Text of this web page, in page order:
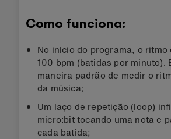
Como funciona:
No início do programa, o ritmo
100 bpm (batidas por minuto).
maneira padrão de medir o
da música;
Um laço de repetição (loop)
micro:bit tocando uma nota e
cada batida;